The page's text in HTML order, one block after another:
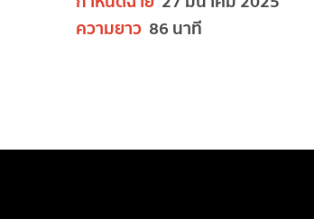
ความยาว 86 นาที